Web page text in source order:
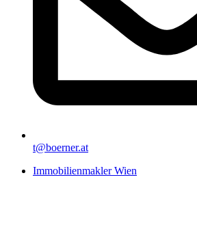
t@boerner.at
Immobilienmakler Wien